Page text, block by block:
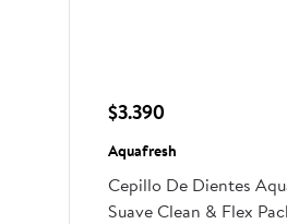
$3.390
Aquafresh
Cepillo De Dientes
Suave Clean & Flex